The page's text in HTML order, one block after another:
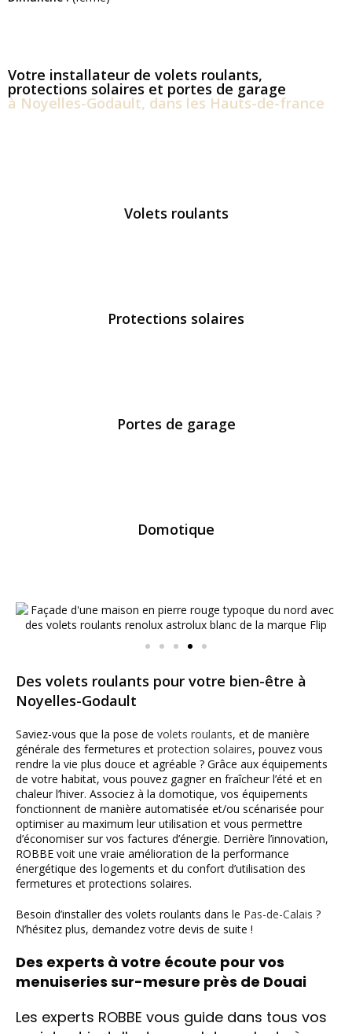
Votre installateur de volets roulants,
protections solaires et portes de garage
à Noyelles-Godault, dans les Hauts-de-france
Volets roulants
Protections solaires
Portes de garage
Domotique
Des volets roulants pour votre bien-être à
Noyelles-Godault
Saviez-vous que la pose de volets roulants, et de manière
générale des fermetures et protection solaires, pouvez vous
rendre la vie plus douce et agréable ? Grâce aux équipements
de votre habitat, vous pouvez gagner en fraîcheur l’été et en
chaleur l’hiver. Associez à la domotique, vos équipements
fonctionnent de manière automatisée et/ou scénarisée pour
optimiser au maximum leur utilisation et vous permettre
d’économiser sur vos factures d’énergie. Derrière l’innovation,
ROBBE voit une vraie amélioration de la performance
énergétique des logements et du confort d’utilisation des
fermetures et protections solaires.
Besoin d’installer des volets roulants dans le Pas-de-Calais ?
N’hésitez plus, demandez votre devis de suite !
Des experts à votre écoute pour vos
menuiseries sur-mesure près de Douai
Les experts ROBBE vous guide dans tous vos